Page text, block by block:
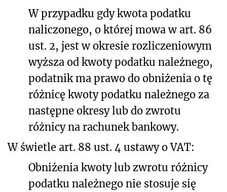
W przypadku gdy kwota podatku
naliczonego, o której mowa w art. 86
ust. 2, jest w okresie rozliczeniowym
wyższa od kwoty podatku należnego,
podatnik ma prawo do obniżenia o tę
różnicę kwoty podatku należnego za
następne okresy lub do zwrotu
różnicy na rachunek bankowy.
W świetle art. 88 ust. 4 ustawy o VAT:
Obniżenia kwoty lub zwrotu różnicy
podatku należnego nie stosuje się